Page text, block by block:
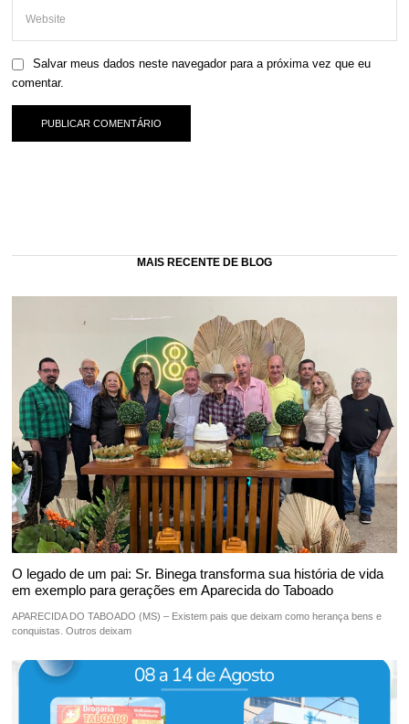
Salvar meus dados neste navegador para a próxima vez que eu
comentar.
MAIS RECENTE DE BLOG
O legado de um pai: Sr. Binega transforma sua história de vida
em exemplo para gerações em Aparecida do Taboado
APARECIDA DO TABOADO (MS) – Existem pais que deixam como herança bens e
conquistas. Outros deixam